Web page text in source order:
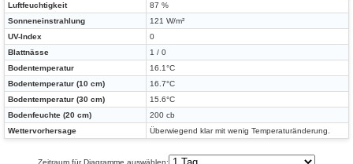
Luftfeuchtigkeit
87 %
Sonneneinstrahlung
121 W/m²
UV-Index
0
Blattnässe
1 / 0
Bodentemperatur
16.1°C
Bodentemperatur (10 cm)
16.7°C
Bodentemperatur (30 cm)
15.6°C
Bodenfeuchte (20 cm)
200 cb
Wettervorhersage
Überwiegend klar mit wenig Temperaturänderung.
Zeitraum für Diagramme auswählen: